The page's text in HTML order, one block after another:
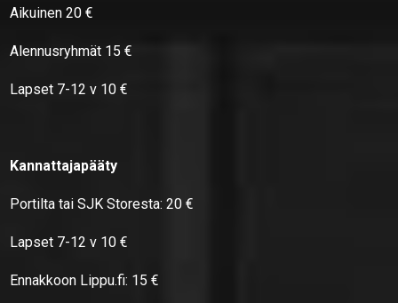
Aikuinen 20 €
Alennusryhmät 15 €
Lapset 7-12 v 10 €
Kannattajapääty
Portilta tai SJK Storesta: 20 €
Lapset 7-12 v 10 €
Ennakkoon Lippu.fi: 15 €